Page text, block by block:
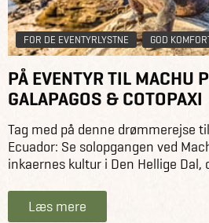
FOR DE EVENTYRLYSTNE GOD
PÅ EVENTYR TIL MACHU
GALAPAGOS & COTOPAXI
Tag med på denne drømmerejse
Ecuador: Se solopgangen ved
inkaernes kultur i Den Hellige Dal,
Læs mere